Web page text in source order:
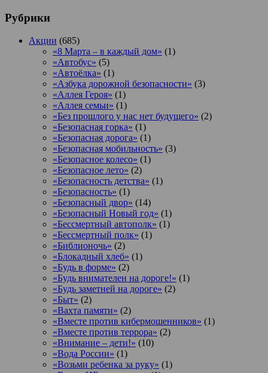
Рубрики
Акции (685)
«8 Марта – в каждый дом» (1)
«Автобус» (5)
«Автоёлка» (1)
«Азбука дорожной безопасности» (3)
«Аллея Героя» (1)
«Аллея семьи» (1)
«Без прошлого у нас нет будущего» (2)
«Безопасная горка» (1)
«Безопасная дорога» (1)
«Безопасная мобильность» (3)
«Безопасное колесо» (1)
«Безопасное лето» (2)
«Безопасность детства» (1)
«Безопасность» (1)
«Безопасный двор» (14)
«Безопасный Новый год» (1)
«Бессмертный автополк» (1)
«Бессмертный полк» (1)
«Библионочь» (2)
«Блокадный хлеб» (1)
«Будь в форме» (2)
«Будь внимателен на дороге!» (1)
«Будь заметней на дороге» (2)
«Быт» (2)
«Вахта памяти» (2)
«Вместе против кибермошенников» (1)
«Вместе против террора» (2)
«Внимание – дети!» (10)
«Вода России» (1)
«Возьми ребенка за руку» (1)